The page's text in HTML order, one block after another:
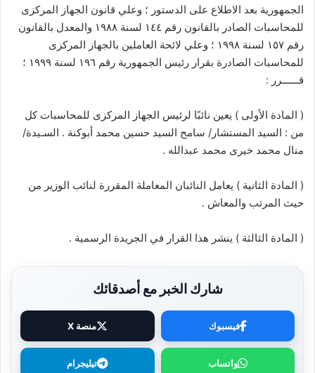
الجمهورية بعد الاطلاع على الدستور ؛ وعلي قانون الجهاز المركزى
للمحاسبات الصادر بالقانون رقم ١٤٤ لسنة ۱۹۸۸ والمعدل بالقانون
رقم ١٥٧ لسنة ١٩٩٨ ؛ وعلي لائحة العاملين بالجهاز المركزى
للمحاسبات الصادرة بقرار رئيس الجمهورية رقم ١٩٦ لسنة ۱۹۹۹ ؛
قــــــرر :
( المادة الأولى ) يعين نائبًا لرئيس الجهاز المركزى للمحاسبات كل
من : السيد المستشار/ سامح السيد حسين محمد أبوكنة . السـيدة/
منال محمد خيری محمد عبدالله .
( المادة الثانية ) يعامل النائبان المعاملة المقررة لنائب الوزير من
حيث المرتب والمعاش .
( المادة الثالثة ) ينشر هذا القرار في الجريدة الرسمية .
شارك الخبر مع أصدقائك
فيسبوك منصة X
واتساب تيليجرام